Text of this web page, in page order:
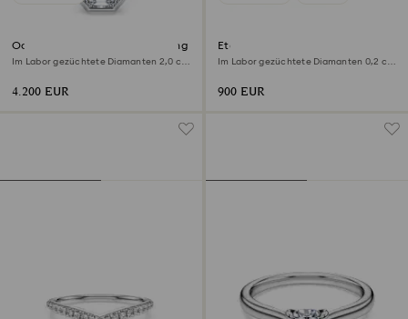
Octagon Ring mit Kesselfassung
Im Labor gezüchtete Diamanten 2,0 ct
4.200 EUR
Eternity Bandring
Im Labor gezüchtete Diamanten 0,2 ct
900 EUR